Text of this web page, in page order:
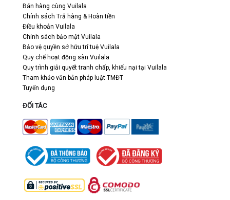
Bán hàng cùng Vuilala
Chính sách Trả hàng & Hoàn tiền
Điều khoản Vuilala
Chính sách bảo mật Vuilala
Bảo vệ quyền sở hữu trí tuệ Vuilala
Quy chế hoạt động sàn Vuilala
Quy trình giải quyết tranh chấp, khiếu nại tại Vuilala
Tham khảo văn bản pháp luật TMĐT
Tuyển dụng
ĐỐI TÁC